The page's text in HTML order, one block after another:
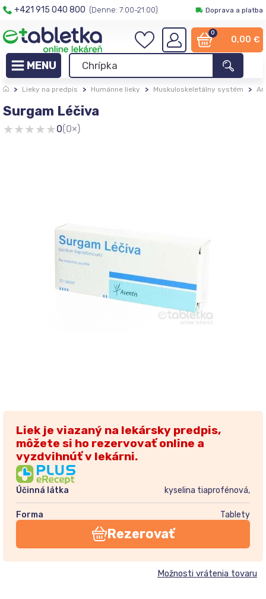
+421 915 040 800 (Denne: 7:00-21:00) Doprava a platba
0
0,00 €
> Lieky na predpis > Humánne lieky > Muskuloskeletálny systém >
Surgam Léčiva
★★★★★0(0×)
Liek je viazaný na lekársky predpis,
môžete si ho rezervovať online a
vyzdvihnúť v lekárni.
Účinná látka kyselina tiaprofénová,
Forma Tablety
Rezerovať
Možnosti vrátenia tovaru